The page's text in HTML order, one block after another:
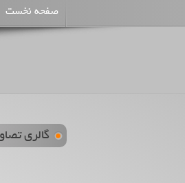
صفحه نخست
گالری